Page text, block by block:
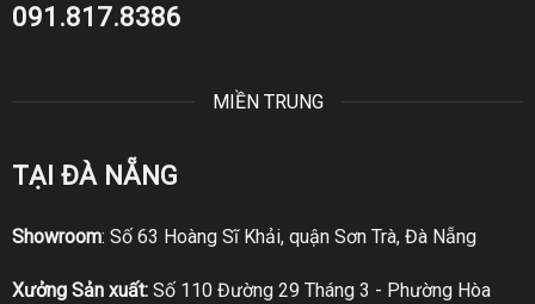
091.817.8386
MIỀN TRUNG
TẠI ĐÀ NẴNG
Showroom: Số 63 Hoàng Sĩ Khải, quận Sơn Trà, Đà Nẵng
Xưởng Sản xuất:Số 110 Đường 29 Tháng 3 - Phường Hòa